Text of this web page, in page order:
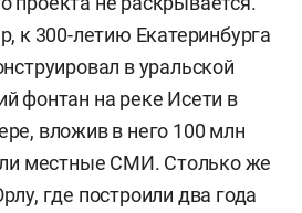
к 300-летию Екатеринбурга
в уральской
фонтан на реке Исети в
вложив в него 100 млн
местные СМИ. Столько же
где построили два года